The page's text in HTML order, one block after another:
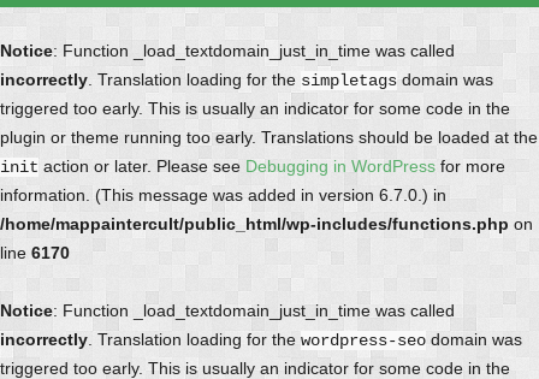
Notice: Function _load_textdomain_just_in_time was called
incorrectly . Translation loading for the simpletags domain was
triggered too early. This is usually an indicator for some code in the
plugin or theme running too early. Translations should be loaded at the
init action or later. Please see Debugging in WordPress for more
information. (This message was added in version 6.7.0.) in
/home/mappaintercult/public_html/wp-includes/functions.php on
line 6170
Notice: Function _load_textdomain_just_in_time was called
incorrectly . Translation loading for the wordpress-seo domain was
triggered too early. This is usually an indicator for some code in the